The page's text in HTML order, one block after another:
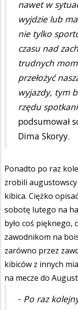
nawet w
wyjdzie lub
nie tylko
czasu nad
trudnych
przełożyć
wyjazdy, tym
rzędu
podsumował
Dima Skoryy.
Ponadto po raz
zrobili
kibica. Ciężko
sobotę lutego na
było coś pięknego,
zawodnikom na
zarówno przez
kibiców z innych
na mecze do
- Po raz